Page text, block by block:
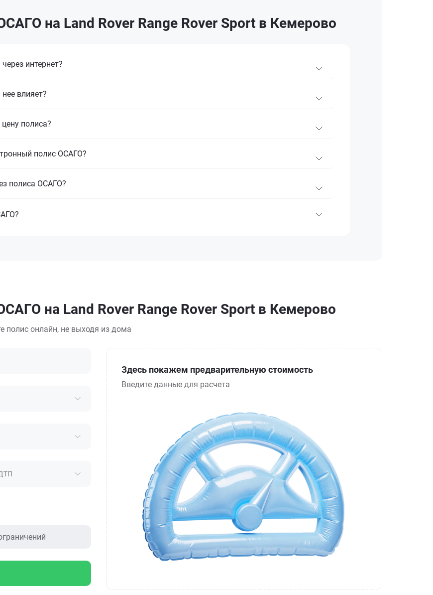
на Land Rover Range Rover Sport в Кемерово
интернет?
влияет?
полиса?
полис ОСАГО?
полиса ОСАГО?
на Land Rover Range Rover Sport в Кемерово
полис онлайн, не выходя из дома
Здесь покажем предварительную стоимость
Введите данные для расчета